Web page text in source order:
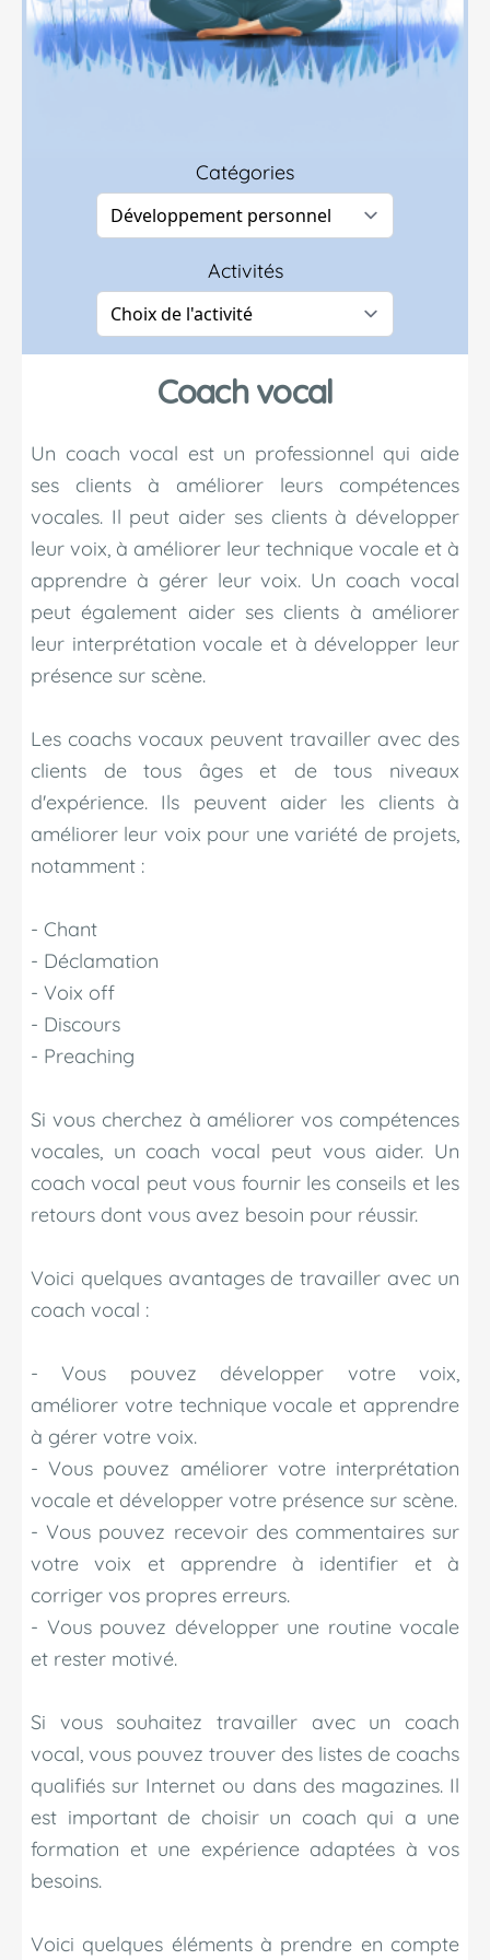
Catégories
Activités
Coach vocal
Un coach vocal est un professionnel qui aide
ses clients à améliorer leurs compétences
vocales. Il peut aider ses clients à développer
leur voix, à améliorer leur technique vocale et à
apprendre à gérer leur voix. Un coach vocal
peut également aider ses clients à améliorer
leur interprétation vocale et à développer leur
présence sur scène.
Les coachs vocaux peuvent travailler avec des
clients de tous âges et de tous niveaux
d'expérience. Ils peuvent aider les clients à
améliorer leur voix pour une variété de projets,
notamment :
- Chant
- Déclamation
- Voix off
- Discours
- Preaching
Si vous cherchez à améliorer vos compétences
vocales, un coach vocal peut vous aider. Un
coach vocal peut vous fournir les conseils et les
retours dont vous avez besoin pour réussir.
Voici quelques avantages de travailler avec un
coach vocal :
- Vous pouvez développer votre voix,
améliorer votre technique vocale et apprendre
à gérer votre voix.
- Vous pouvez améliorer votre interprétation
vocale et développer votre présence sur scène.
- Vous pouvez recevoir des commentaires sur
votre voix et apprendre à identifier et à
corriger vos propres erreurs.
- Vous pouvez développer une routine vocale
et rester motivé.
Si vous souhaitez travailler avec un coach
vocal, vous pouvez trouver des listes de coachs
qualifiés sur Internet ou dans des magazines. Il
est important de choisir un coach qui a une
formation et une expérience adaptées à vos
besoins.
Voici quelques éléments à prendre en compte